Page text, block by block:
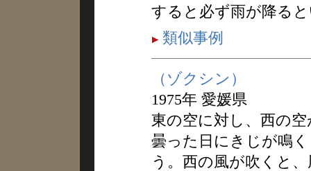
すると必ず雨が降る
類似事例
（ゾクシン）
1975年 愛媛県
東の空に対し、西の
曇った日にきじが鳴
う。西の風が吹くと